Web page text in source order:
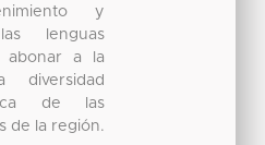
y
lenguas
abonar a la
diversidad
de las
de la región.